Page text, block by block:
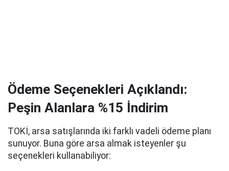
Ödeme Seçenekleri Açıklandı:
Peşin Alanlara %15 İndirim
TOKİ, arsa satışlarında iki farklı vadeli ödeme planı
sunuyor. Buna göre arsa almak isteyenler şu
seçenekleri kullanabiliyor: